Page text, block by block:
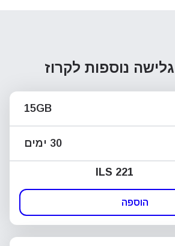
נוספות לקרוז
15GB
30 ימים
ILS 221
הוספה